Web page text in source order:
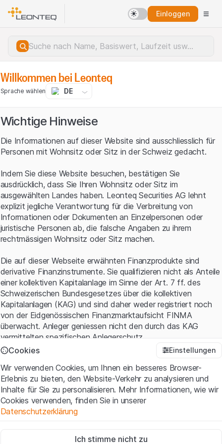
Einloggen
Serverfehler.
Willkommen bei Leonteq
Sprache wählen DE
Wichtige Hinweise
Die Informationen auf dieser Website sind ausschliesslich für
Personen mit Wohnsitz oder Sitz in der Schweiz gedacht.
Indem Sie diese Website besuchen, bestätigen Sie
ausdrücklich, dass Sie Ihren Wohnsitz oder Sitz im
ausgewählten Landes haben. Leonteq Securities AG lehnt
explizit jegliche Verantwortung für die Verbreitung von
Informationen oder Dokumenten an Einzelpersonen oder
juristische Personen ab, die falsche Angaben zu ihrem
rechtmässigen Wohnsitz oder Sitz machen.
Die auf dieser Webseite erwähnten Finanzprodukte sind
derivative Finanzinstrumente. Sie qualifizieren nicht als Anteile
einer kollektiven Kapitalanlage im Sinne der Art. 7 ff. des
Schweizerischen Bundesgesetzes über die kollektiven
Kapitalanlagen (KAG) und sind daher weder registriert noch
von der Eidgenössischen Finanzmarktaufsicht FINMA
überwacht. Anleger geniessen nicht den durch das KAG
vermittelten spezifischen Anlegerschutz.
Mit dem Zugriff auf diese Website der Leonteq Securities AG
(die "Website") erklären Sie, dass Sie die rechtlichen
Informationen und die wichtigen Hinweise und
Nutzungsbedingungenverstanden haben und akzeptieren.
Wenn Sie mit den Nutzungsbedingungen nicht einverstanden
Cookies Einstellungen
Wir verwenden Cookies, um Ihnen ein besseres Browser-
Erlebnis zu bieten, den Website-Verkehr zu analysieren und
Inhalte für Sie zu personalisieren. Mehr Informationen, wie wir
Cookies verwenden, finden Sie in unserer
Datenschutzerklärung
Diese Cookies sind für die Website erforderlich und können nicht
Ich stimme nicht zu